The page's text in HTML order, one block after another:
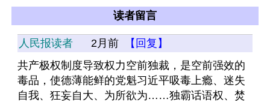
读者留言
人民报读者 2月前
【回复】
共产极权制度导致权力空前独裁，是空前强效的
毒品，使德薄能鲜的党魁习近平吸毒上瘾、迷失
自我、狂妄自大、为所欲为……独霸话语权、焚